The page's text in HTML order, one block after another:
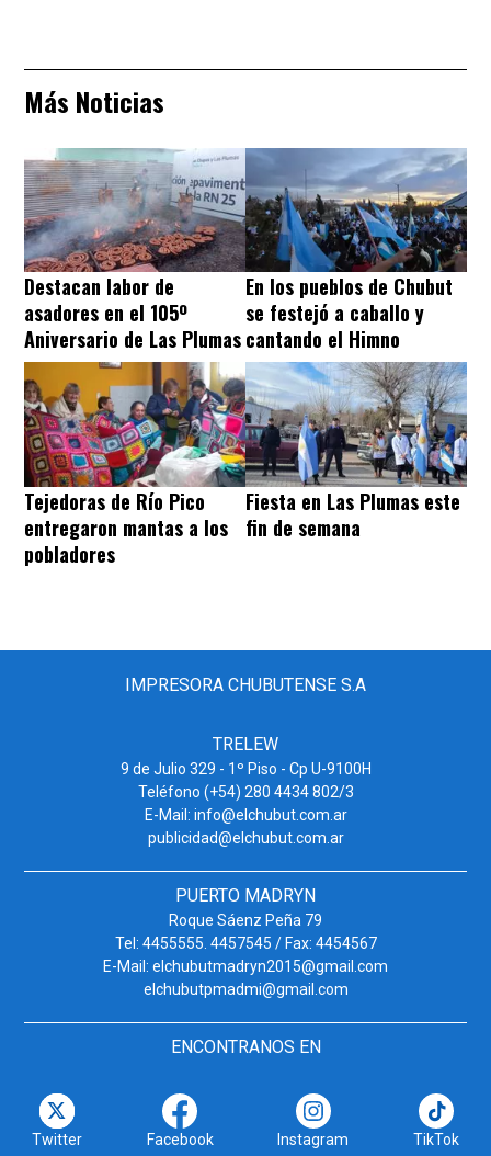
Más Noticias
Destacan labor de
asadores en el 105º
Aniversario de Las Plumas
En los pueblos de Chubut
se festejó a caballo y
cantando el Himno
Tejedoras de Río Pico
entregaron mantas a los
pobladores
Fiesta en Las Plumas este
fin de semana
IMPRESORA CHUBUTENSE S.A
TRELEW
9 de Julio 329 - 1º Piso - Cp U-9100H
Teléfono (+54) 280 4434 802/3
E-Mail: info@elchubut.com.ar
publicidad@elchubut.com.ar
PUERTO MADRYN
Roque Sáenz Peña 79
Tel: 4455555. 4457545 / Fax: 4454567
E-Mail: elchubutmadryn2015@gmail.com
elchubutpmadmi@gmail.com
ENCONTRANOS EN
Twitter Facebook Instagram TikTok